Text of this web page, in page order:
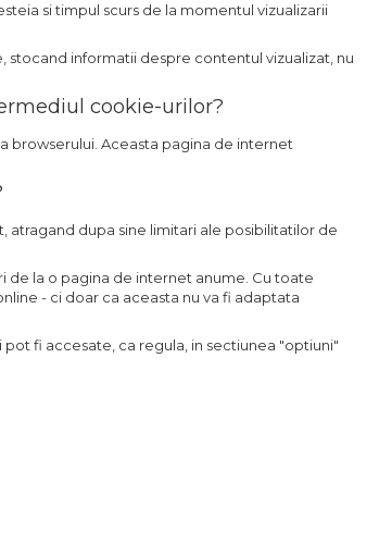
si timpul scurs de la momentul vizualizarii
informatii despre contentul vizualizat, nu
cookie-urilor?
browserului. Aceasta pagina de internet
dupa sine limitari ale posibilitatilor de
de la o pagina de internet anume. Cu toate
- ci doar ca aceasta nu va fi adaptata
fi accesate, ca regula, in sectiunea "optiuni"